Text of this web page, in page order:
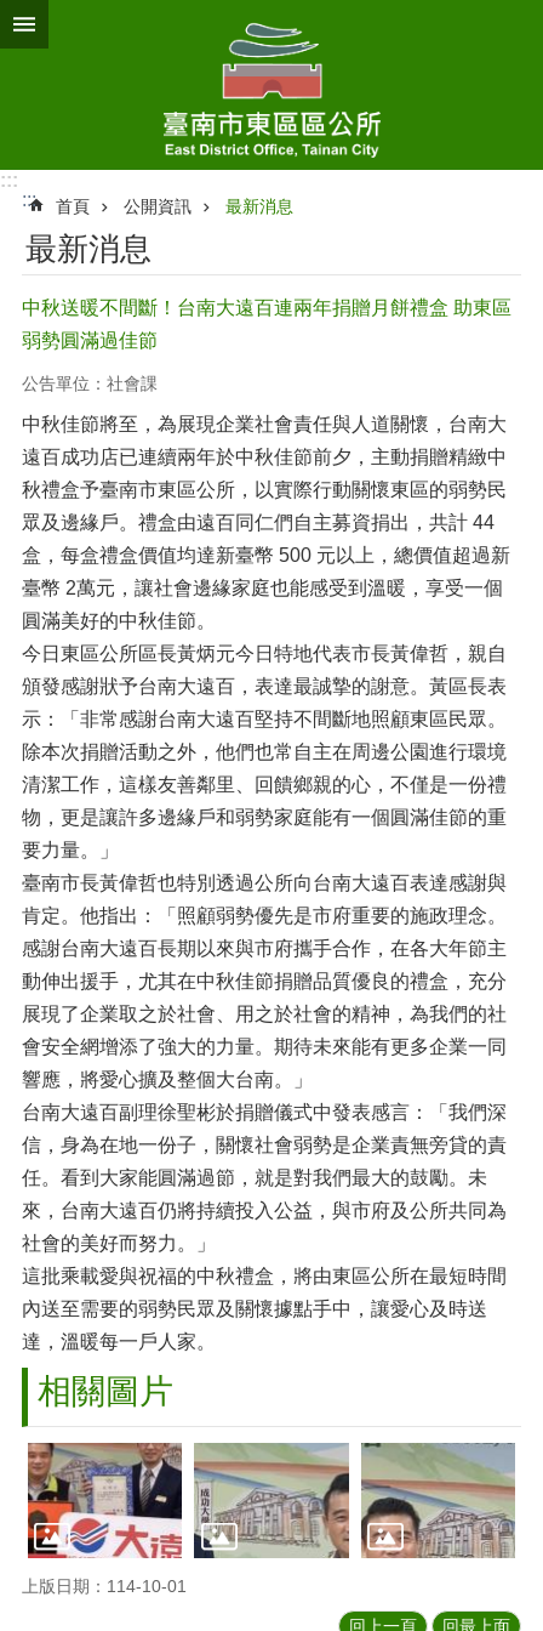
跳到主要內容區塊
:::
:::
首頁 公開資訊 最新消息
最新消息
中秋送暖不間斷！台南大遠百連兩年捐贈月餅禮盒 助東區
弱勢圓滿過佳節
公告單位：社會課
中秋佳節將至，為展現企業社會責任與人道關懷，台南大
遠百成功店已連續兩年於中秋佳節前夕，主動捐贈精緻中
秋禮盒予臺南市東區公所，以實際行動關懷東區的弱勢民
眾及邊緣戶。禮盒由遠百同仁們自主募資捐出，共計 44
盒，每盒禮盒價值均達新臺幣 500 元以上，總價值超過新
臺幣 2萬元，讓社會邊緣家庭也能感受到溫暖，享受一個
圓滿美好的中秋佳節。
今日東區公所區長黃炳元今日特地代表市長黃偉哲，親自
頒發感謝狀予台南大遠百，表達最誠摯的謝意。黃區長表
示：「非常感謝台南大遠百堅持不間斷地照顧東區民眾。
除本次捐贈活動之外，他們也常自主在周邊公園進行環境
清潔工作，這樣友善鄰里、回饋鄉親的心，不僅是一份禮
物，更是讓許多邊緣戶和弱勢家庭能有一個圓滿佳節的重
要力量。」
臺南市長黃偉哲也特別透過公所向台南大遠百表達感謝與
肯定。他指出：「照顧弱勢優先是市府重要的施政理念。
感謝台南大遠百長期以來與市府攜手合作，在各大年節主
動伸出援手，尤其在中秋佳節捐贈品質優良的禮盒，充分
展現了企業取之於社會、用之於社會的精神，為我們的社
會安全網增添了強大的力量。期待未來能有更多企業一同
響應，將愛心擴及整個大台南。」
台南大遠百副理徐聖彬於捐贈儀式中發表感言：「我們深
信，身為在地一份子，關懷社會弱勢是企業責無旁貸的責
任。看到大家能圓滿過節，就是對我們最大的鼓勵。未
來，台南大遠百仍將持續投入公益，與市府及公所共同為
社會的美好而努力。」
這批乘載愛與祝福的中秋禮盒，將由東區公所在最短時間
內送至需要的弱勢民眾及關懷據點手中，讓愛心及時送
達，溫暖每一戶人家。
相關圖片
上版日期：114-10-01
回上一頁 回最上面